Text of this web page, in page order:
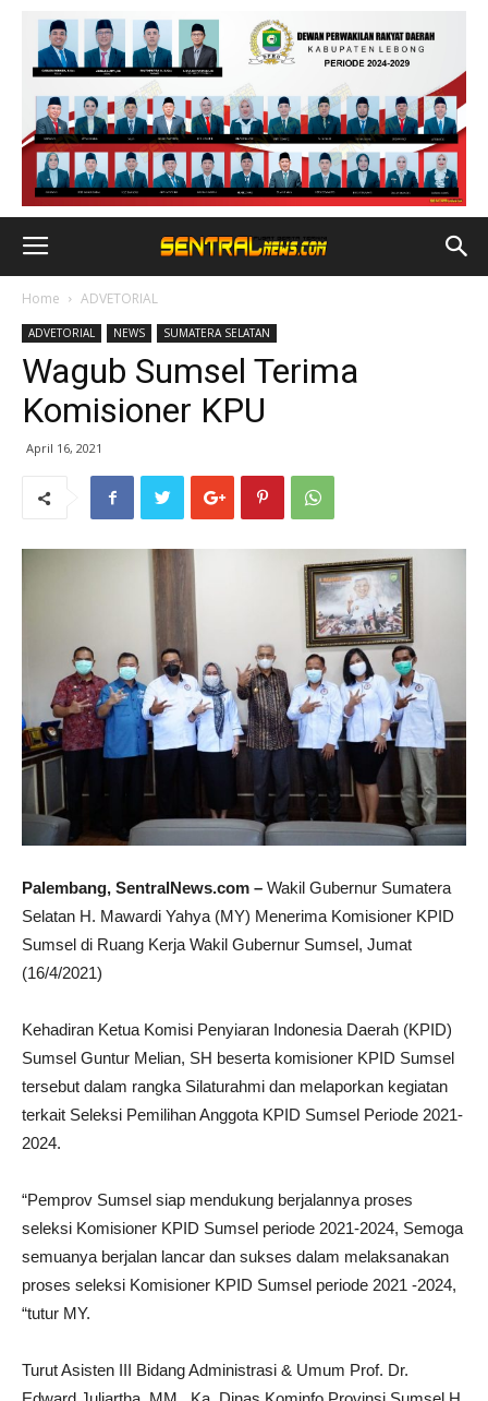
Home ADVETORIAL
ADVETORIAL NEWS SUMATERA SELATAN
Wagub Sumsel Terima
Komisioner KPU
April 16, 2021
Palembang, SentralNews.com – Wakil Gubernur Sumatera
Selatan H. Mawardi Yahya (MY) Menerima Komisioner KPID
Sumsel di Ruang Kerja Wakil Gubernur Sumsel, Jumat
(16/4/2021)
Kehadiran Ketua Komisi Penyiaran Indonesia Daerah (KPID)
Sumsel Guntur Melian, SH beserta komisioner KPID Sumsel
tersebut dalam rangka Silaturahmi dan melaporkan kegiatan
terkait Seleksi Pemilihan Anggota KPID Sumsel Periode 2021-
2024.
“Pemprov Sumsel siap mendukung berjalannya proses
seleksi Komisioner KPID Sumsel periode 2021-2024, Semoga
semuanya berjalan lancar dan sukses dalam melaksanakan
proses seleksi Komisioner KPID Sumsel periode 2021 -2024,
“tutur MY.
Turut Asisten III Bidang Administrasi & Umum Prof. Dr.